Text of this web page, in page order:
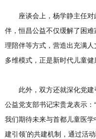
座谈会上，杨学静主任
伴，恒昌公益不仅缓解了困
理陪伴等方式，营造出充满人
多维模式，正是新时代儿童健
此外，双方还就深化党
公益党支部书记宋贵龙表示：
我们期待未来与首都儿童医
建引领’的共建机制，通过活